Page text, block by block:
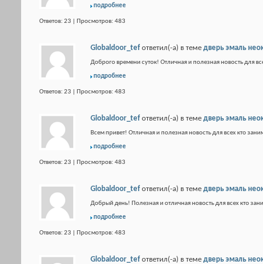
подробнее
Ответов: 23 | Просмотров: 483
Globaldoor_tef ответил(-а) в теме дверь эмаль
Доброго времени суток! Отличная и полезная новость для
подробнее
Ответов: 23 | Просмотров: 483
Globaldoor_tef ответил(-а) в теме дверь эмаль
Всем привет! Отличная и полезная новость для всех кто
подробнее
Ответов: 23 | Просмотров: 483
Globaldoor_tef ответил(-а) в теме дверь эмаль
Добрый день! Полезная и отличная новость для всех кто
подробнее
Ответов: 23 | Просмотров: 483
Globaldoor_tef ответил(-а) в теме дверь эмаль